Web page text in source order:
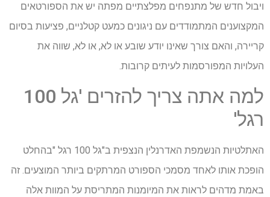
ויבול חדש של מתנפחים מפלצתיים מפתה יש את הספורטאים
המקצוענים המתמודדים עם ניגונים כמעט קטלניים, פציעות בסיום
קריירה, והאם צורך שאינו יודע שובע או לא, או לא, שווה את
העלויות המפורסמות לעיתים קרובות.
למה אתה צריך להזרים 'גל 100
רגל'
האתלטיות הנשמפת האדרנלין הנצפית ב"גל 100 רגל "בהחלט
הופכת אותו לאחד מסמכי הספורט המרתקים ביותר המוצעים. זה
באמת מדהים לראות את המיומנות המתריסת על המוות אלה